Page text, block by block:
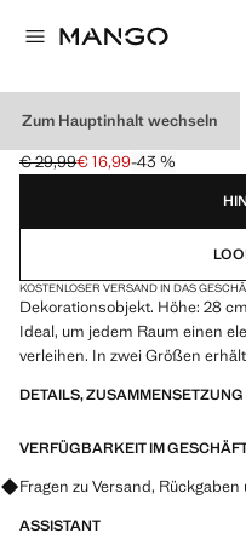
Zum Hauptinhalt wechseln
GROSSE SANDUHR
Ausgangspreis
€ 29,99
Aktueller Preis [€ 16,99 ]
€ 16,99-43 %
Wählen Sie eine Farbe
KOSTENLOSER VERSAND IN DAS
Dekorationsobjekt. Höhe: 28
Ideal, um jedem Raum einen
verleihen. In zwei Größen
DETAILS,
VERFÜGBARKEIT IM
Fragen zu Versand,
ASSISTANT